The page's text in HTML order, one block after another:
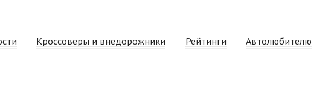
Кроссоверы и внедорожники Рейтинги Автолюбителю